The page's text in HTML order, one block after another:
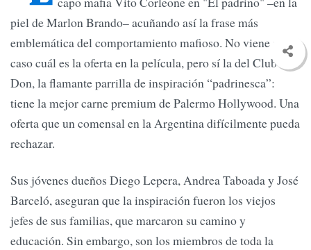
piel de Marlon Brando– acuñando así la frase más
emblemática del comportamiento mafioso. No viene al
caso cuál es la oferta en la película, pero sí la del Club El
Don, la flamante parrilla de inspiración “padrinesca”:
tiene la mejor carne premium de Palermo Hollywood. Una
oferta que un comensal en la Argentina difícilmente pueda
rechazar.
Sus jóvenes dueños Diego Lepera, Andrea Taboada y José
Barceló, aseguran que la inspiración fueron los viejos
jefes de sus familias, que marcaron su camino y
educación. Sin embargo, son los miembros de toda la